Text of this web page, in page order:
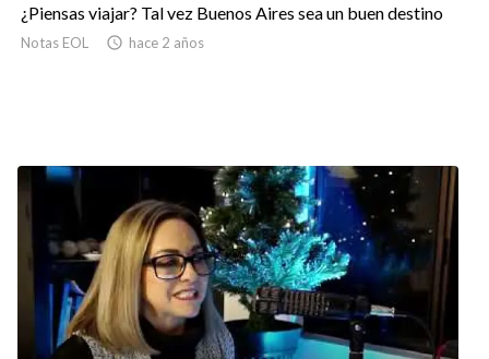
¿Piensas viajar? Tal vez Buenos Aires sea un buen destino
Notas EOL  hace 2 años